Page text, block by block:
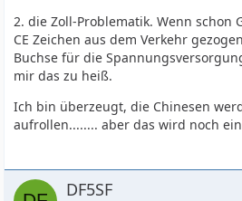
2. die Zoll-Problematik. Wenn schon
CE Zeichen aus dem Verkehr
Buchse für die
mir das zu heiß.
Ich bin überzeugt, die Chinesen
aufrollen........ aber das wird noch
DF5SF